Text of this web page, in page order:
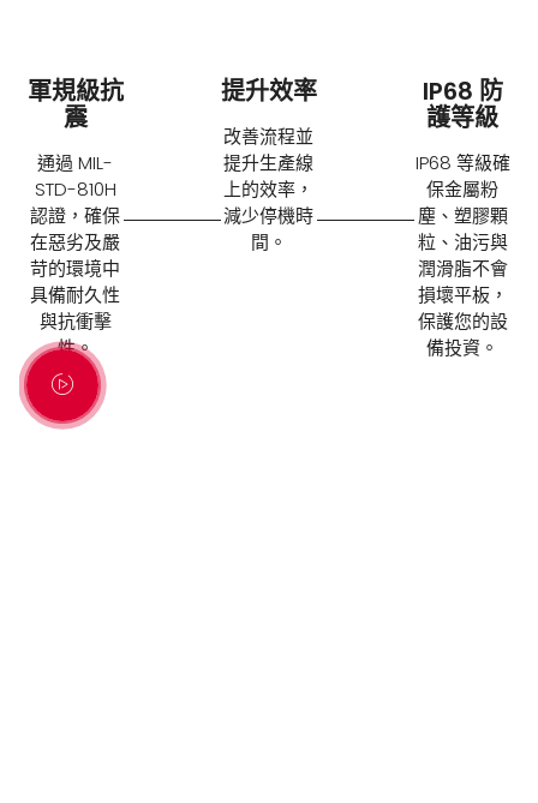
軍規級抗
震
通過 MIL-
STD-810H
認證，確保
在惡劣及嚴
苛的環境中
具備耐久性
與抗衝擊
性。
提升效率
改善流程並
提升生產線
上的效率，
減少停機時
間。
IP68 防
護等級
IP68 等級確
保金屬粉
塵、塑膠顆
粒、油污與
潤滑脂不會
損壞平板，
保護您的設
備投資。